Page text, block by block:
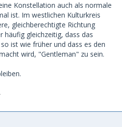
Konstellation auch als normale
ist. Im westlichen Kulturkreis
gleichberechtigte Richtung
häufig gleichzeitig, dass das
ist wie früher und dass es den
wird, "Gentleman" zu sein.